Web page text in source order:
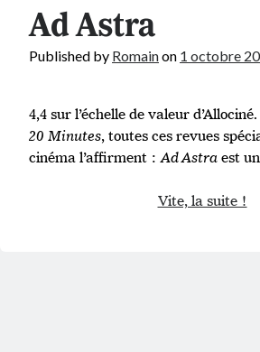
Ad Astra
Published by Romainon 1 octobre
4,4 sur l’échelle de valeur d’Allociné.
20 Minutes, toutes ces revues
cinéma l’affirment :Ad Astraest
Vite, la suite !